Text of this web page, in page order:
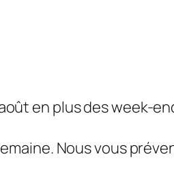
en plus des week-
Nous vous